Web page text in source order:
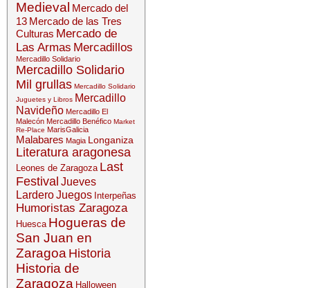
Medieval Mercado del
13 Mercado de las Tres
Culturas Mercado de
Las Armas Mercadillos
Mercadillo Solidario
Mercadillo Solidario
Mil grullas Mercadillo Solidario
Juguetes y Libros Mercadillo
Navideño Mercadillo El
Malecón Mercadillo Benéfico Market
Re-Place MarisGalicia
Malabares Magia Longaniza
Literatura aragonesa
Leones de Zaragoza Last
Festival Jueves
LarderoJuegos Interpeñas
Humoristas Zaragoza
Huesca Hogueras de
San Juan en
Zaragoa Historia
Historia de
Zaragoza Halloween